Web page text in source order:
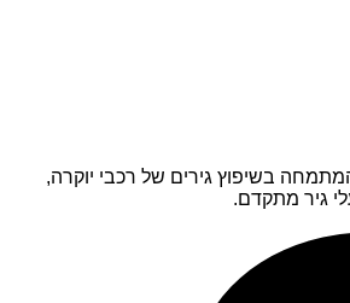
בשיפוץ גירים של רכבי יוקרה,
גיר מתקדם.